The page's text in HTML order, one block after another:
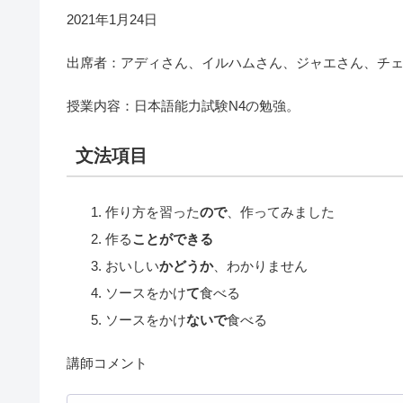
2021年1月24日
出席者：アディさん、イルハムさん、ジャエさん、チェ
授業内容：日本語能力試験N4の勉強。
文法項目
作り方を習ったので、作ってみました
作ることができる
おいしいかどうか、わかりません
ソースをかけて食べる
ソースをかけないで食べる
講師コメント